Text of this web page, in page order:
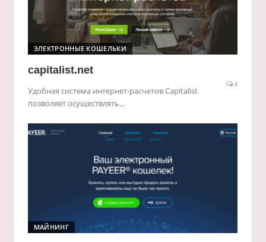
ЭЛЕКТРОННЫЕ КОШЕЛЬКИ
capitalist.net
4
Удобная система интернет-расчетов Capitalist
позволяет осуществлять...
МАЙНИНГ